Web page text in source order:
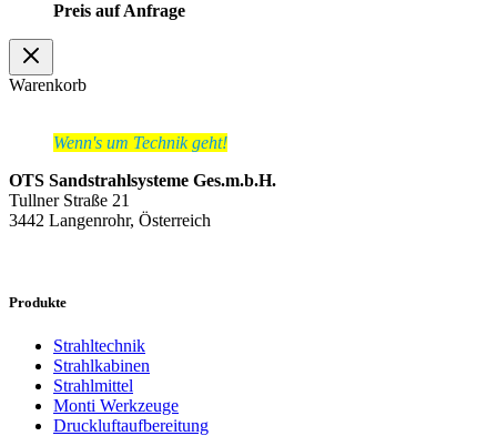
Preis auf Anfrage
Warenkorb
Wenn's um Technik geht!
OTS Sandstrahlsysteme Ges.m.b.H.
Tullner Straße 21
3442 Langenrohr, Österreich
Produkte
Strahltechnik
Strahlkabinen
Strahlmittel
Monti Werkzeuge
Druckluftaufbereitung